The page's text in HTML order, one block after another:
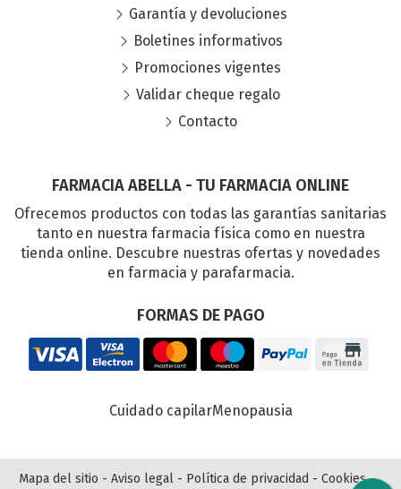
FARMACIA ABELLA - TU FARMACIA ONLINE
Ofrecemos productos con todas las garantías sanitarias
tanto en nuestra farmacia física como en nuestra
tienda online. Descubre nuestras ofertas y novedades
en farmacia y parafarmacia.
FORMAS DE PAGO
Garantía y devoluciones
Boletines informativos
Promociones vigentes
Validar cheque regalo
Contacto
Cuidado capilarMenopausia
Mapa del sitio - Aviso legal - Política de privacidad - Cookies-